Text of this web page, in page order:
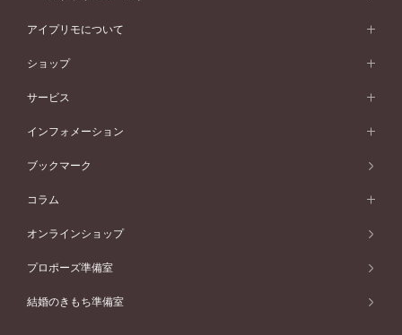
ダブルサイドメレ
シンプル
フェミニン
モード
50万円台～
40万円台～
30万円台～
婚約指輪 人気ランキング
婚約ネックレス
ダイヤモンドシェイプコレクション
パーフェクトプロポーズリング
ダイヤモンドプロポーズ
ペールブラウンゴールド
ウェーブライン
V字ライン
ワンメレ
セベラルメレ
シンプル
フェミニン
モード
50万円～
40万円～50万円
30万円～40万円
ピンクゴールド
ペールブラウンゴールド
ピンクゴールド
ペールブラウンゴールド
ファッションリング
ブレスレット
オリジンビリーフ
エトワル
スワハ
プレミオン
アイプリモについて
アイプリモについて
パーソナルハンド診断
デザインへのこだわり
ショップ
店舗一覧
北海道
札幌店
サービス
プロポーズサポート
サービス
インフォメーション
ご来店予約について
ニュース一覧
ブックマーク
コラム
コラム
結婚指輪
オンラインショップ
プロポーズ準備室
結婚のきもち準備室